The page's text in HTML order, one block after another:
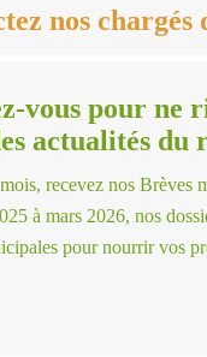
nos chargés
vous pour ne
actualités du
recevez nos Brèves
à mars 2026, nos
pour nourrir vos